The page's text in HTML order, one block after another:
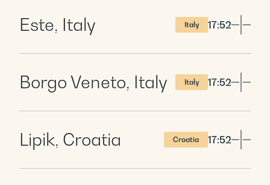
Este, Italy Italy 17:52
Borgo Veneto, Italy Italy 17:52
Lipik, Croatia Croatia 17:52